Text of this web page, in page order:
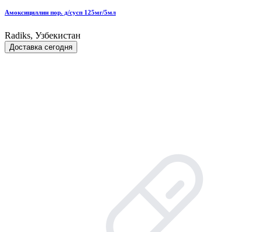
Амоксициллин пор. д/сусп 125мг/5мл
Radiks, Узбекистан
Доставка сегодня